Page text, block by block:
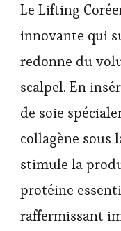
Le Lifting
innovante qui
redonne du
scalpel. En
de soie
collagène sous
stimule la
protéine
raffermissant